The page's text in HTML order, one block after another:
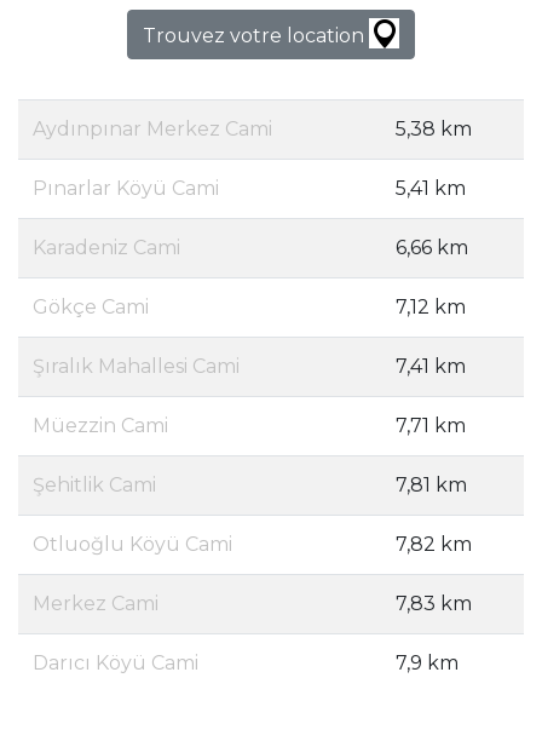
Trouvez votre location
Aydınpınar Merkez Cami 5,38 km
Pınarlar Köyü Cami 5,41 km
Karadeniz Cami 6,66 km
Gökçe Cami 7,12 km
Şıralık Mahallesi Cami 7,41 km
Müezzin Cami 7,71 km
Şehitlik Cami 7,81 km
Otluoğlu Köyü Cami 7,82 km
Merkez Cami 7,83 km
Darıcı Köyü Cami 7,9 km